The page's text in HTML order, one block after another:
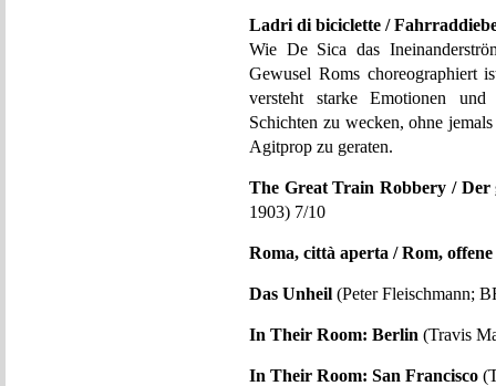
Ladri di biciclette /
Wie De Sica das
Gewusel Roms choreographiert
versteht starke Emotionen
Schichten zu wecken, ohne
Agitprop zu geraten.
The Great Train Robbery / Der
1903) 7/10
Roma, città aperta / Rom,
Das Unheil (Peter Fleischmann;
In Their Room: Berlin (Travis
In Their Room: San Francisco